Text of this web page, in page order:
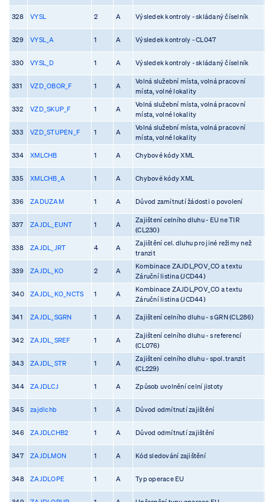
328 VYSL 2 A Výsledek kontroly - skládaný číselník
329 VYSL_A 1 A Výsledek kontroly - CL047
330 VYSL_D 1 A Výsledek kontroly - skládaný číselník
331 VZD_OBOR_F 1 A
Volná služební místa, volná pracovní
místa, volné lokality
332 VZD_SKUP_F 1 A
Volná služební místa, volná pracovní
místa, volné lokality
333 VZD_STUPEN_F 1 A
Volná služební místa, volná pracovní
místa, volné lokality
334 XMLCHB 1 A Chybové kódy XML
335 XMLCHB_A 1 A Chybové kódy XML
336 ZADUZAM 1 A Důvod zamítnutí žádosti o povolení
337 ZAJDL_EUNT 1 A
Zajištení celního dluhu - EU ne TIR
(CL230)
338 ZAJDL_JRT 4 A
Zajištění cel. dluhu pro jiné režimy než
tranzit
339 ZAJDL_KO 2 A
Kombinace ZAJDL,POV_CO a textu
Záruční listina (JCD44)
340 ZAJDL_KO_NCTS 1 A
Kombinace ZAJDL,POV_CO a textu
Záruční listina (JCD44)
341 ZAJDL_SGRN 1 A Zajištení celního dluhu - s GRN (CL286)
342 ZAJDL_SREF 1 A
Zajištení celního dluhu - s referencí
(CL076)
343 ZAJDL_STR 1 A
Zajištení celního dluhu - spol. tranzit
(CL229)
344 ZAJDLCJ 1 A Způsob uvolnění celní jistoty
345 zajdlchb 1 A Důvod odmítnutí zajištění
346 ZAJDLCHB2 1 A Důvod odmítnutí zajištění
347 ZAJDLMON 1 A Kód sledování zajištění
348 ZAJDLOPE 1 A Typ operace EU